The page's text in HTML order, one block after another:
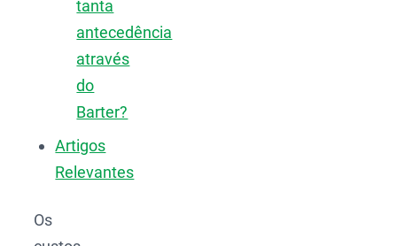
tanta
antecedência
através
do
Barter?
Artigos
Relevantes
Os